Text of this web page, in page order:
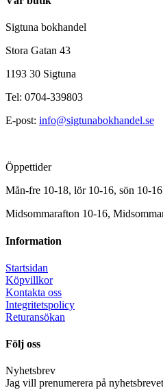
Sigtuna bokhandel
Stora Gatan 43
1193 30 Sigtuna
Tel: 0704-339803
E-post: info@sigtunabokhandel.se
Öppettider
Mån-fre 10-18, lör 10-16, sön 10-16
Midsommarafton 10-16,
Information
Startsidan
Köpvillkor
Kontakta oss
Integritetspolicy
Returansökan
Följ oss
Nyhetsbrev
Jag vill prenumerera på nyhetsbrevet